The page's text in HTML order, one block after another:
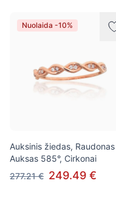
Nuolaida -10%
Auksinis žiedas, Raudonas
Auksas 585°, Cirkonai
277.21 € 249.49 €